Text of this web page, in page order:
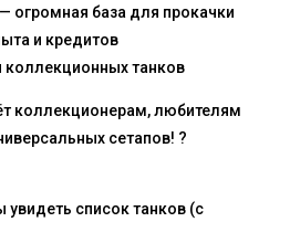
огромная база для прокачки
и кредитов
коллекционных танков
коллекционерам, любителям
сетапов! ?
список танков (с